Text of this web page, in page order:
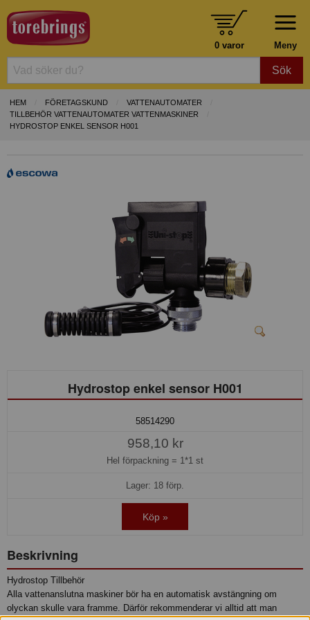
Meny
0 varor
Sök
HEM FÖRETAGSKUND
VATTENAUTOMATER
TILLBEHÖR VATTENAUTOMATER VATTENMASKINER
HYDROSTOP ENKEL SENSOR H001
Hydrostop enkel sensor H001
58514290
958,10 kr
Hel förpackning = 1*1 st
Lager: 18 förp.
Köp »
Beskrivning
Hydrostop Tillbehör
Alla vattenanslutna maskiner bör ha en automatisk avstängning om
olyckan skulle vara framme. Därför rekommenderar vi alltid att man